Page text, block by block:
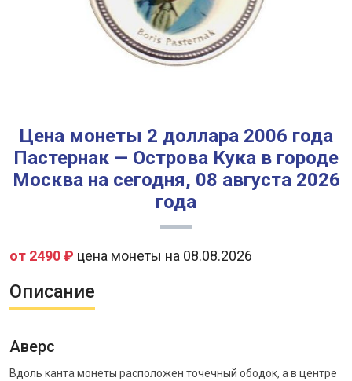
Цена монеты 2 доллара 2006 года
Пастернак — Острова Кука в городе
Москва на сегодня, 08 августа 2026
года
от 2490 ₽ цена монеты на 08.08.2026
Описание
Аверс
Вдоль канта монеты расположен точечный ободок, а в центре